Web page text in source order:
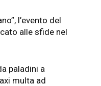
l’evento del
alle sfide nel
paladini a
multa ad